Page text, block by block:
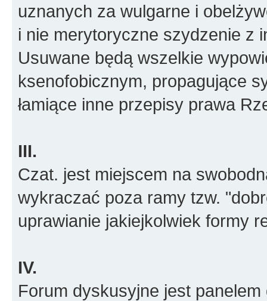
uznanych za wulgarne i
i nie merytoryczne szydzenie z
Usuwane będą wszelkie
ksenofobicznym, propagujące
łamiące inne przepisy prawa
III.
Czat. jest miejscem na
wykraczać poza ramy tzw.
uprawianie jakiejkolwiek formy
IV.
Forum dyskusyjne jest